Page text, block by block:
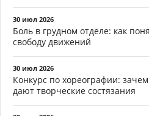
30 июл 2026
Боль в грудном отделе: как
свободу движений
30 июл 2026
Конкурс по хореографии:
дают творческие состязания